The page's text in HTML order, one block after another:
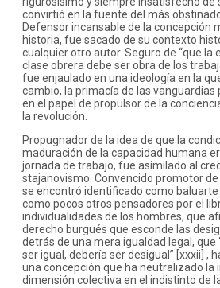
convirtió en la fuente del más
Defensor incansable de la concepción
historia, fue sacado de su contexto
cualquier otro autor. Seguro de “que la
clase obrera debe ser obra de los
fue enjaulado en una ideología en la
cambio, la primacía de las vanguardias
en el papel de propulsor de la
la revolución.
Propugnador de la idea de que la
maduración de la capacidad humana
jornada de trabajo, fue asimilado al
stajanovismo. Convencido promotor de
se encontró identificado como
como pocos otros pensadores por el
individualidades de los hombres, que
derecho burgués que esconde las
detrás de una mera igualdad legal, que
ser igual, debería ser desigual” [xxxii] ,
una concepción que ha neutralizado la
dimensión colectiva en el indistinto de